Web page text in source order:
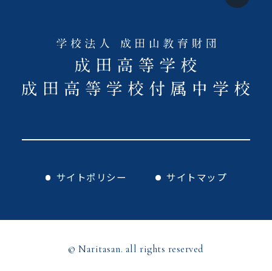
サイトポリシー サイトマップ
© Naritasan. all rights reserved